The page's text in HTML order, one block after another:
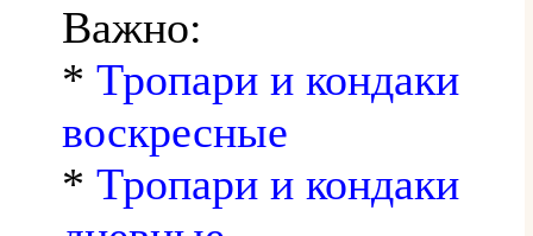
Важно:
* Тропари и кондаки
воскресные
* Тропари и кондаки